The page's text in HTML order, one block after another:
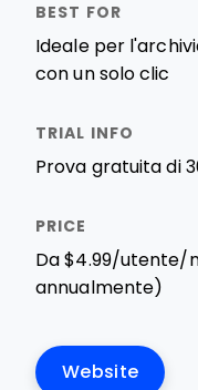
Ideale per
con un solo clic
Prova gratuita di
Da $4.99/utente/
annualmente)
Website